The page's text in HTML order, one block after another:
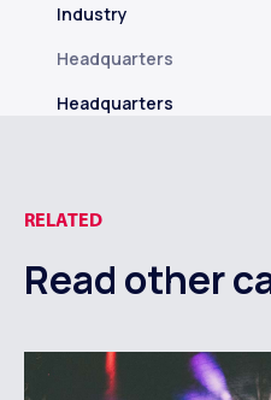
Industry
Headquarters
Headquarters
RELATED
Read other